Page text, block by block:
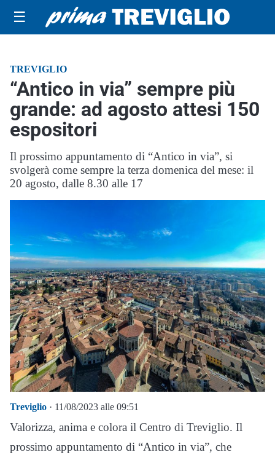
☰
TREVIGLIO
“Antico in via” sempre più
grande: ad agosto attesi 150
espositori
Il prossimo appuntamento di “Antico in via”, si
svolgerà come sempre la terza domenica del mese: il
20 agosto, dalle 8.30 alle 17
Treviglio · 11/08/2023 alle 09:51
Valorizza, anima e colora il Centro di Treviglio. Il
prossimo appuntamento di “Antico in via”, che